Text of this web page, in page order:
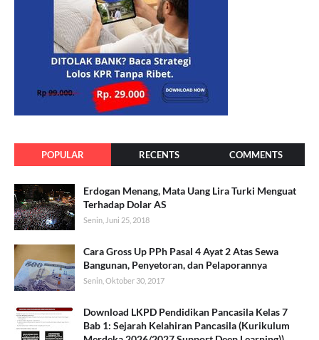
POPULAR RECENTS COMMENTS
Erdogan Menang, Mata Uang Lira Turki Menguat
Terhadap Dolar AS
Senin, Juni 25, 2018
Cara Gross Up PPh Pasal 4 Ayat 2 Atas Sewa
Bangunan, Penyetoran, dan Pelaporannya
Senin, Oktober 30, 2017
Download LKPD Pendidikan Pancasila Kelas 7
Bab 1: Sejarah Kelahiran Pancasila (Kurikulum